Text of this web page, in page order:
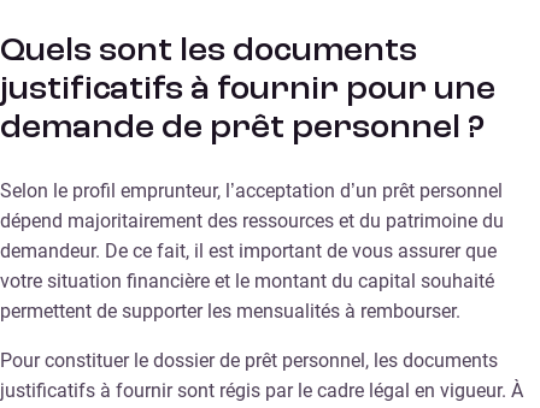
Quels sont les documents
justificatifs à fournir pour une
demande de prêt personnel ?
Selon le profil emprunteur, l’acceptation d’un prêt personnel
dépend majoritairement des ressources et du patrimoine du
demandeur. De ce fait, il est important de vous assurer que
votre situation financière et le montant du capital souhaité
permettent de supporter les mensualités à rembourser.
Pour constituer le dossier de prêt personnel, les documents
justificatifs à fournir sont régis par le cadre légal en vigueur. À